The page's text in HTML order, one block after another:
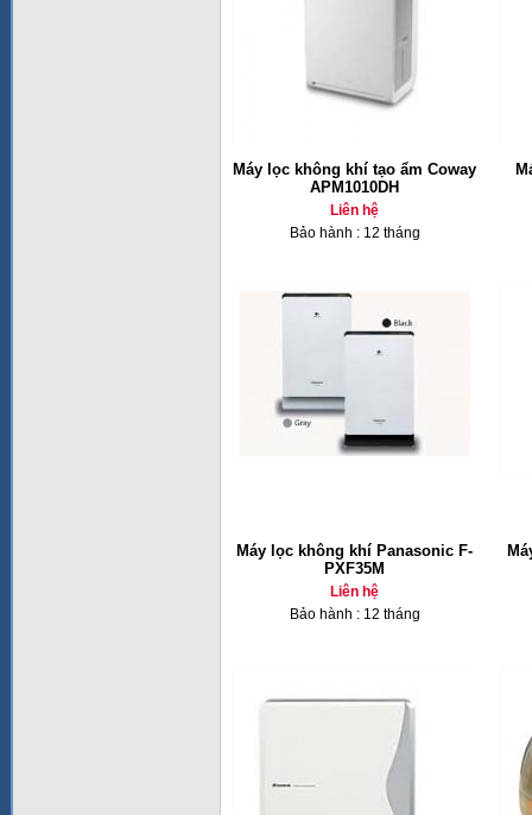
Máy lọc không khí tạo ẩm Coway
APM1010DH
Liên hệ
Bảo hành : 12 tháng
Máy lọc không khí Panasonic F-
PXF35M
Liên hệ
Bảo hành : 12 tháng